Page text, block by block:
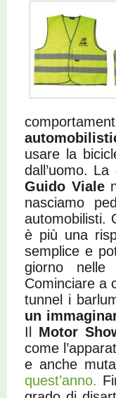
usare la
dall’uomo.
Guido Viale
nasciamo
automobilisti.
è più una
semplice e
giorno
Cominciare a
tunnel i
un
Il Motor
come
e anche
quest’anno.